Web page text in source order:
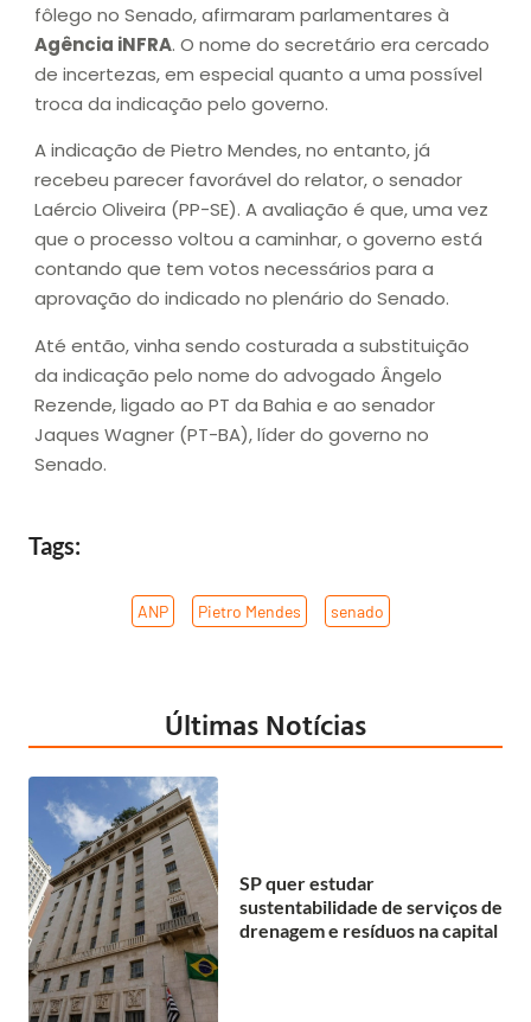
fôlego no Senado, afirmaram parlamentares à
Agência iNFRA. O nome do secretário era cercado
de incertezas, em especial quanto a uma possível
troca da indicação pelo governo.
A indicação de Pietro Mendes, no entanto, já
recebeu parecer favorável do relator, o senador
Laércio Oliveira (PP-SE). A avaliação é que, uma vez
que o processo voltou a caminhar, o governo está
contando que tem votos necessários para a
aprovação do indicado no plenário do Senado.
Até então, vinha sendo costurada a substituição
da indicação pelo nome do advogado Ângelo
Rezende, ligado ao PT da Bahia e ao senador
Jaques Wagner (PT-BA), líder do governo no
Senado.
Tags:
ANP Pietro Mendes senado
Últimas Notícias
SP quer estudar
sustentabilidade de serviços de
drenagem e resíduos na capital